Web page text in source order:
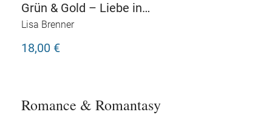
Grün & Gold – Liebe in
allen Farben 4
Lisa Brenner
18,00 €
Romance & Romantasy